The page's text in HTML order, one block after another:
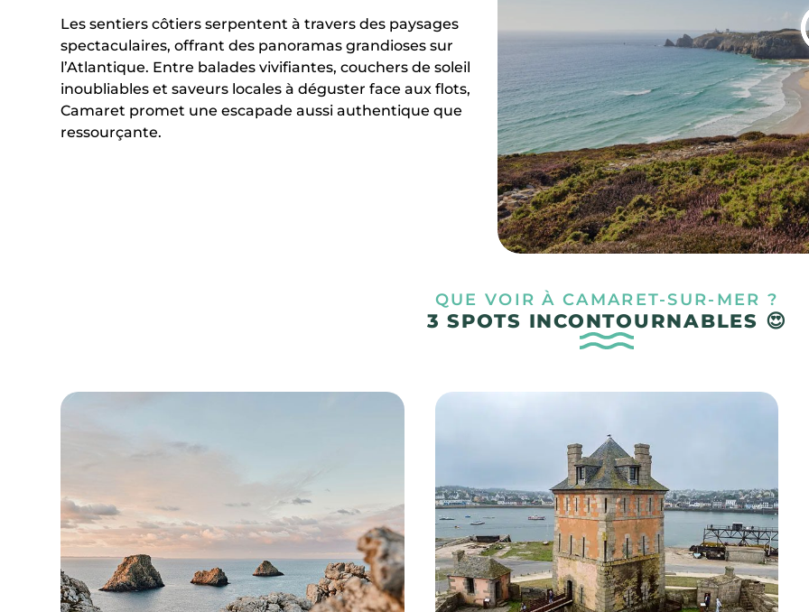
Les sentiers côtiers serpentent à travers des paysages
spectaculaires, offrant des panoramas grandioses sur
l’Atlantique. Entre balades vivifiantes, couchers de soleil
inoubliables et saveurs locales à déguster face aux flots,
Camaret promet une escapade aussi authentique que
ressourçante.
QUE VOIR À CAMARET-SUR-MER ?
3 SPOTS INCONTOURNABLES 😍